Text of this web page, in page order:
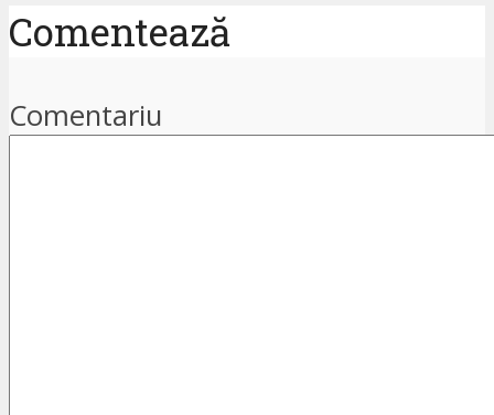
Comentează
Comentariu